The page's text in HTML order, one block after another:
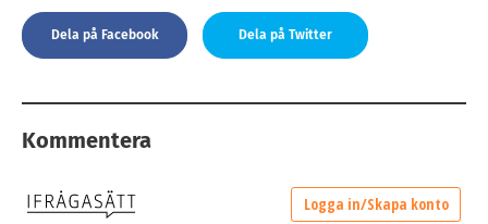
Dela på Facebook Dela på Twitter
Kommentera